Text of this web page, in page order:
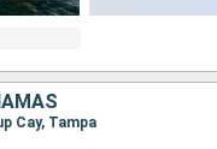
Cay, Tampa